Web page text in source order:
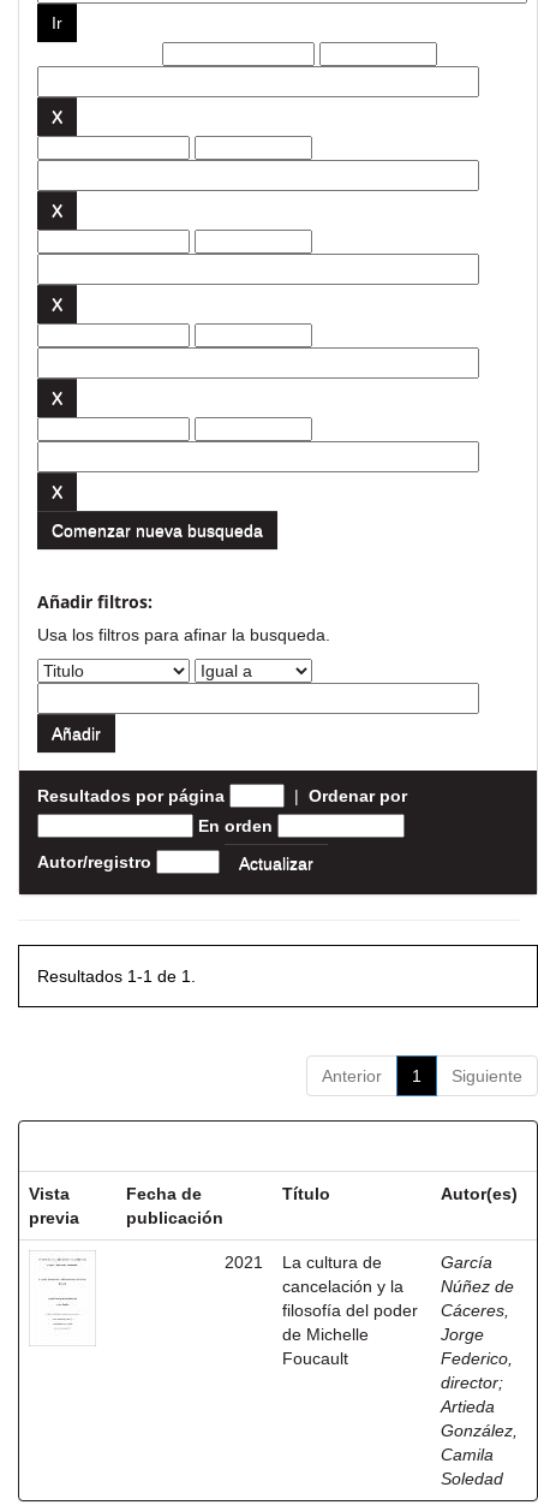
Comenzar nueva busqueda
Añadir filtros:
Usa los filtros para afinar la busqueda.
Resultados por página | Ordenar por
En orden
Autor/registro
Resultados 1-1 de 1.
Anterior 1 Siguiente
Vista
previa
Fecha de
publicación
Título Autor(es)
2021
La cultura de
cancelación y la
filosofía del poder
de Michelle
Foucault
García
Núñez de
Cáceres,
Jorge
Federico,
director;
Artieda
González,
Camila
Soledad